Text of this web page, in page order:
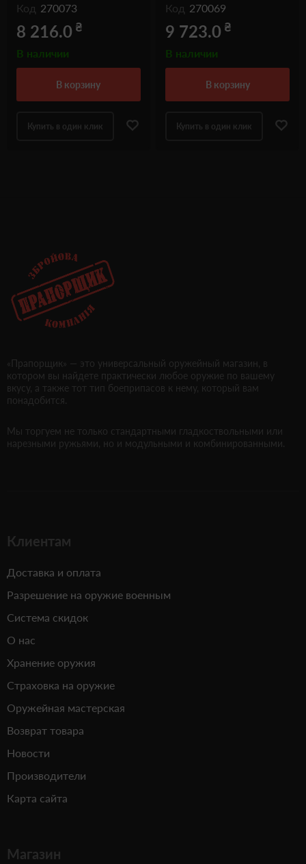
Код 270073
8 216.0 ₴
В наличии
в корзину
Купить в один клик
Код 270069
9 723.0 ₴
В наличии
в корзину
Купить в один клик
«Прапорщик» — это универсальный оружейный магазин, в
котором вы найдете практически любое оружие по вашему
вкусу, а также тот тип боеприпасов к нему, который вам
понадобится.
Мы торгуем не только стандартными гладкоствольными или
нарезными ружьями, но и модульными и комбинированными.
Клиентам
Доставка и оплата
Разрешение на оружие военным
Система скидок
О нас
Хранение оружия
Страховка на оружие
Оружейная мастерская
Возврат товара
Новости
Производители
Карта сайта
Магазин